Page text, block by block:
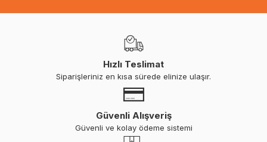
Hızlı Teslimat
Siparişleriniz en kısa sürede elinize ulaşır.
Güvenli Alışveriş
Güvenli ve kolay ödeme sistemi